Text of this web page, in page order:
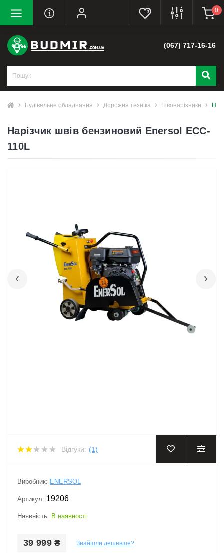
0
(067) 717-16-16
Будівельне обладнання Дорожня техніка Швонарізники
Нарізчик швів бензиновий Enersol ECC-
110L
‹ ›
Відгуки: (1)
Виробник: ENERSOL
Артикул: 19206
Наявність: В наявності
39 999 ₴ Знайшли дешевше?